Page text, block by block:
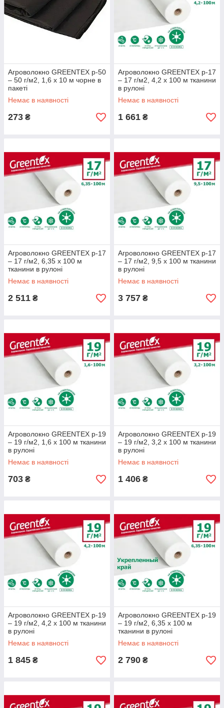
Агроволокно GREENTEX p-50
– 50 г/м2, 1,6 x 10 м чорне в
пакеті
Немає в наявності
273 ₴
Агроволокно GREENTEX p-17
– 17 г/м2, 4,2 х 100 м тканини
в рулоні
Немає в наявності
1 661 ₴
Агроволокно GREENTEX p-17
– 17 г/м2, 6,35 x 100 м
тканини в рулоні
Немає в наявності
2 511 ₴
Агроволокно GREENTEX p-17
– 17 г/м2, 9,5 x 100 м тканини
в рулоні
Немає в наявності
3 757 ₴
Агроволокно GREENTEX p-19
– 19 г/м2, 1,6 x 100 м тканини
в рулоні
Немає в наявності
703 ₴
Агроволокно GREENTEX p-19
– 19 г/м2, 3,2 x 100 м тканини
в рулоні
Немає в наявності
1 406 ₴
Агроволокно GREENTEX p-19
– 19 г/м2, 4,2 х 100 м тканини
в рулоні
Немає в наявності
1 845 ₴
Агроволокно GREENTEX p-19
– 19 г/м2, 6,35 x 100 м
тканини в рулоні
Немає в наявності
2 790 ₴